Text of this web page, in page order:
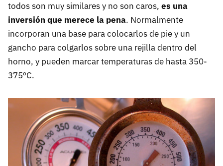
todos son muy similares y no son caros, es una
inversión que merece la pena. Normalmente
incorporan una base para colocarlos de pie y un
gancho para colgarlos sobre una rejilla dentro del
horno, y pueden marcar temperaturas de hasta 350-
375ºC.